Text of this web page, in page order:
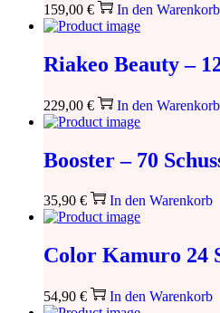
159,00 € In den Warenkorb
Riakeo Beauty –
229,00 € In den Warenkorb
Booster – 70
35,90 € In den Warenkorb
Color Kamuro 24
54,90 € In den Warenkorb